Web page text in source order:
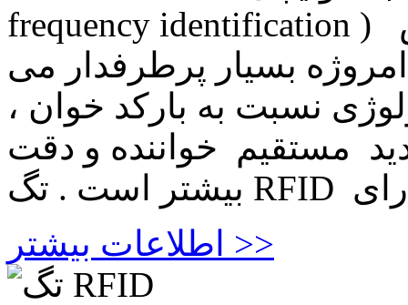
frequency identification ) استفاده از امواج الکترومغناطیس
بسیار پرطرفدار می
نسبت به بارکد خوان ،
مستقیم خواننده و دقت
اطلاعات بیشتر >>